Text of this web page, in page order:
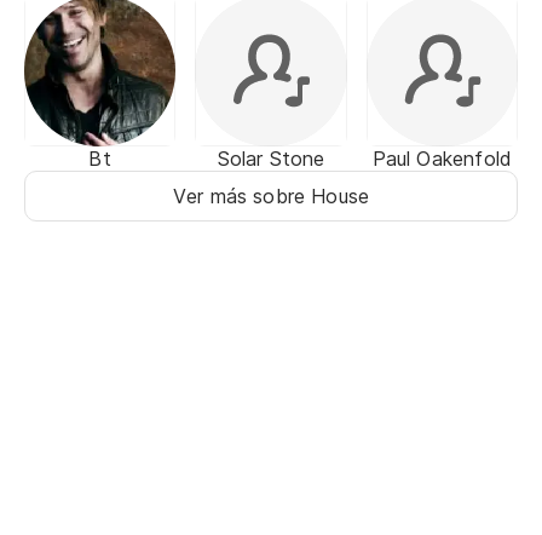
Bt Solar Stone
Paul Oakenfold
Ver más sobre House